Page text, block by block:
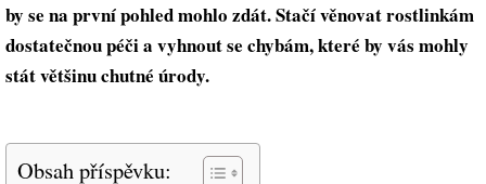
by se na první pohled mohlo zdát. Stačí věnovat rostlinkám
dostatečnou péči a vyhnout se chybám, které by vás mohly
stát většinu chutné úrody.
Obsah příspěvku: